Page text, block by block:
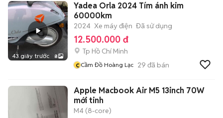
43 giây trước 8
Yadea Orla 2024 Tím ánh kim
60000km
2024 Xe máy điện Đã sử dụng
12.500.000 đ
Tp Hồ Chí Minh
c Cầm Đồ Hoàng Lạc 29 đã bán
Apple Macbook Air M5 13inch 70W
mới tinh
M4 (8-core)